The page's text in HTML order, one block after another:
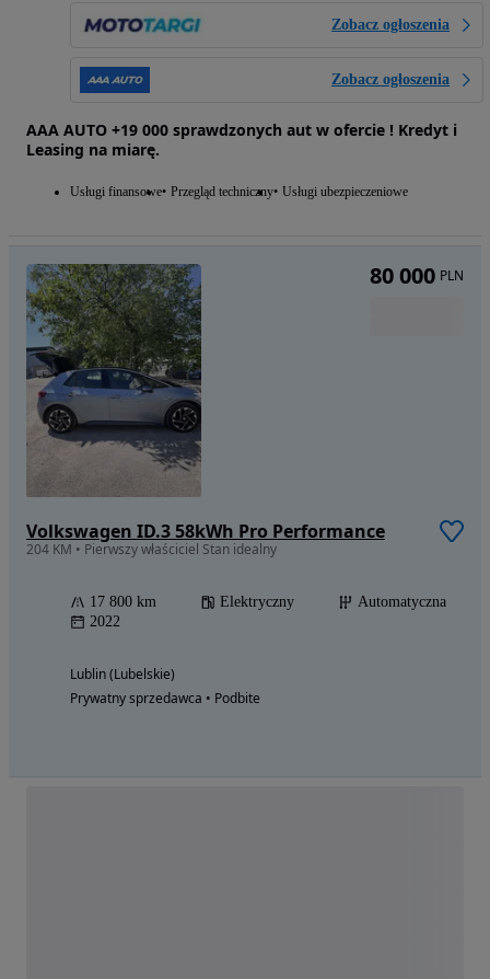
Zobacz ogłoszenia
Zobacz ogłoszenia
AAA AUTO +19 000 sprawdzonych aut w ofercie ! Kredyt i
Leasing na miarę.
Usługi finansowe Przegląd techniczny Usługi ubezpieczeniowe
Volkswagen ID.3 58kWh Pro Performance
204 KM • Pierwszy właściciel Stan idealny
17 800 km Elektryczny
Automatyczna
2022
Lublin (Lubelskie)
Prywatny sprzedawca • Podbite
80 000 PLN